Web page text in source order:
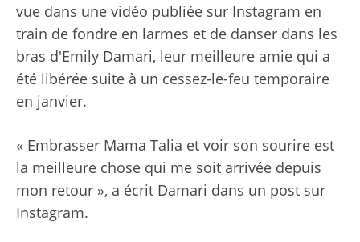
vue dans une vidéo publiée sur Instagram en
train de fondre en larmes et de danser dans les
bras d'Emily Damari, leur meilleure amie qui a
été libérée suite à un cessez-le-feu temporaire
en janvier.
« Embrasser Mama Talia et voir son sourire est
la meilleure chose qui me soit arrivée depuis
mon retour », a écrit Damari dans un post sur
Instagram.